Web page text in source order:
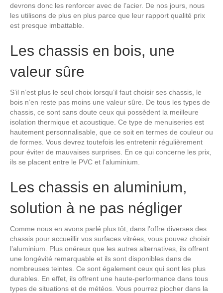
devrons donc les renforcer avec de l’acier. De nos jours, nous
les utilisons de plus en plus parce que leur rapport qualité prix
est presque imbattable.
Les chassis en bois, une
valeur sûre
S’il n’est plus le seul choix lorsqu’il faut choisir ses chassis, le
bois n’en reste pas moins une valeur sûre. De tous les types de
chassis, ce sont sans doute ceux qui possèdent la meilleure
isolation thermique et acoustique. Ce type de menuiseries est
hautement personnalisable, que ce soit en termes de couleur ou
de formes. Vous devrez toutefois les entretenir régulièrement
pour éviter de mauvaises surprises. En ce qui concerne les prix,
ils se placent entre le PVC et l’aluminium.
Les chassis en aluminium,
solution à ne pas négliger
Comme nous en avons parlé plus tôt, dans l’offre diverses des
chassis pour accueillir vos surfaces vitrées, vous pouvez choisir
l’aluminium. Plus onéreux que les autres alternatives, ils offrent
une longévité remarquable et ils sont disponibles dans de
nombreuses teintes. Ce sont également ceux qui sont les plus
durables. En effet, ils offrent une haute-performance dans tous
types de situations et de météos. Vous pourrez piocher dans la